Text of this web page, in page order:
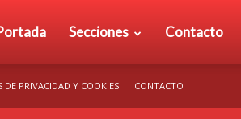
Secciones Contacto
DE PRIVACIDAD Y COOKIES CONTACTO